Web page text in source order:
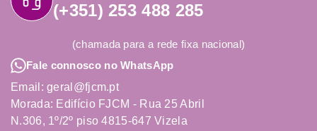
(+351) 253 488 285
(chamada para a rede fixa nacional)
Fale connosco no WhatsApp
Email: geral@fjcm.pt
Morada: Edifício FJCM - Rua 25 Abril
N.306, 1º/2º piso 4815-647 Vizela